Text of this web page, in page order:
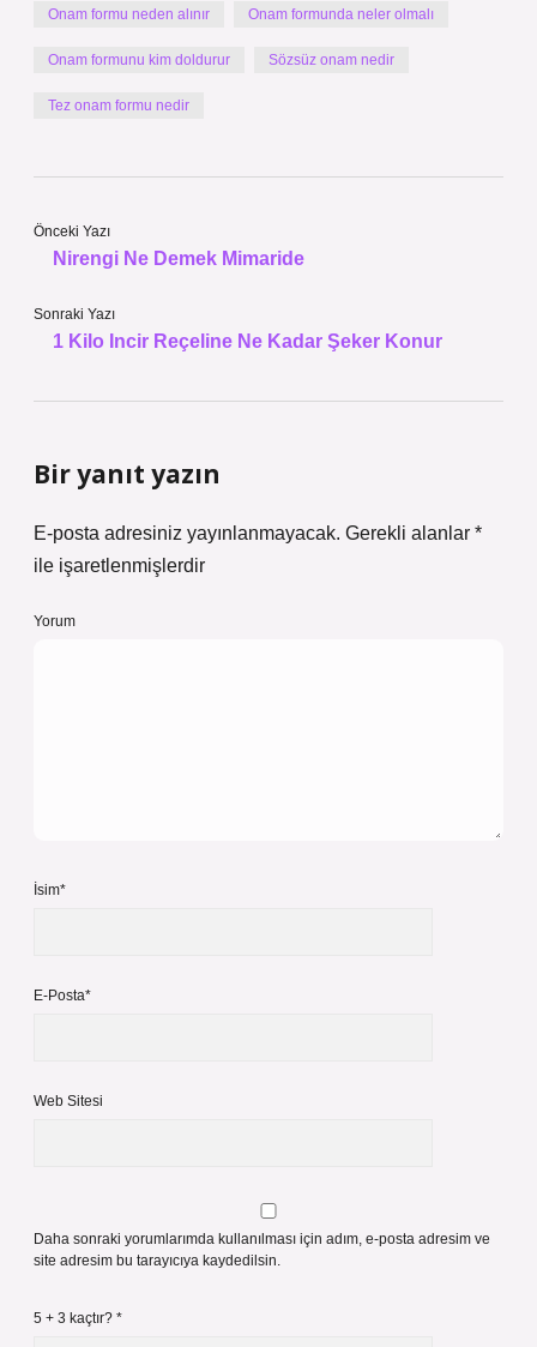
Onam formu neden alınır Onam formunda neler olmalı
Onam formunu kim doldurur Sözsüz onam nedir
Tez onam formu nedir
Önceki Yazı
Nirengi Ne Demek Mimaride
Sonraki Yazı
1 Kilo Incir Reçeline Ne Kadar Şeker Konur
Bir yanıt yazın
E-posta adresiniz yayınlanmayacak. Gerekli alanlar *
ile işaretlenmişlerdir
Yorum
İsim*
E-Posta*
Web Sitesi
Daha sonraki yorumlarımda kullanılması için adım, e-posta adresim ve
site adresim bu tarayıcıya kaydedilsin.
5 + 3 kaçtır? *